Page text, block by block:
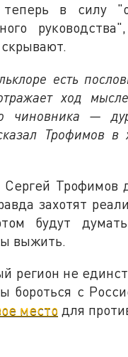
в силу
есть
ход
чиновника —
Трофимов в
Трофимов
захотят
будут
выжить.
регион не
бороться с
место для